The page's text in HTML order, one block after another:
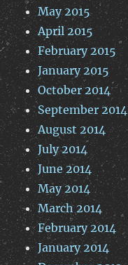
May 2015
April 2015
February 2015
January 2015
October 2014
September 2014
August 2014
July 2014
June 2014
May 2014
March 2014
February 2014
January 2014